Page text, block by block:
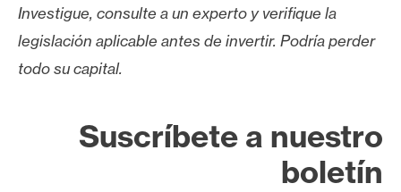
Investigue, consulte a un experto y verifique la
legislación aplicable antes de invertir. Podría perder
todo su capital.
Suscríbete a nuestro
boletín